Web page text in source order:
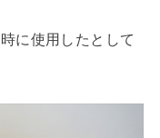
に使用したとして